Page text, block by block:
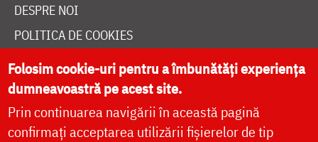
DESPRE NOI
POLITICA DE COOKIES
DONEAZĂ ONLINE PENTRU CATEDRALA NAȚIONALĂ
LIVE
Folosim cookie-uri pentru a îmbunătăți experiența
dumneavoastră pe acest site.
Prin continuarea navigării în această pagină
confirmați acceptarea utilizării fișierelor de tip